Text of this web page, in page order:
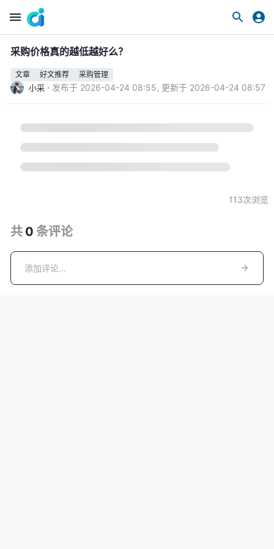
采购价格真的越低越好么？
文章 好文推荐 采购管理
小采 · 发布于 2026-04-24 08:55, 更新于 2026-04-24 08:57
113次浏览
共 0 条评论